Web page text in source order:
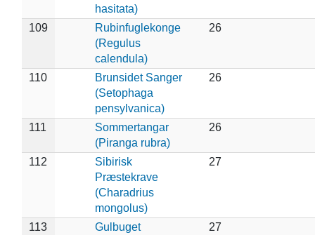
hasitata)
109
Rubinfuglekonge
(Regulus
calendula)
26
110
Brunsidet Sanger
(Setophaga
pensylvanica)
26
111
Sommertangar
(Piranga rubra)
26
112
Sibirisk
Præstekrave
(Charadrius
mongolus)
27
113
Gulbuget
27